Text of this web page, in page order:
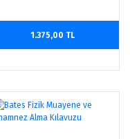
1.375,00 TL